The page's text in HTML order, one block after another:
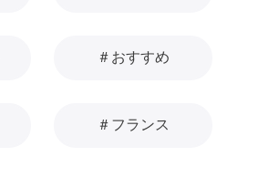
＃おすすめ
＃フランス